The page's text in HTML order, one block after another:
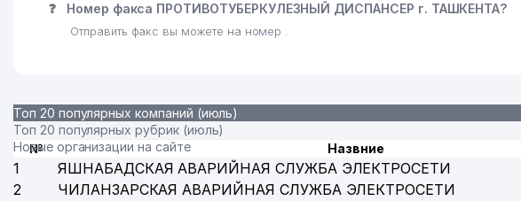
❓ Номер факса ПРОТИВОТУБЕРКУЛЕЗНЫЙ ДИСПАНСЕР г. ТАШКЕНТА?
Отправить факс вы можете на номер .
Топ 20 популярных компаний (июль)
Топ 20 популярных рубрик (июль)
Новые организации на сайте
№ Назвние
1 ЯШНАБАДСКАЯ АВАРИЙНАЯ СЛУЖБА ЭЛЕКТРОСЕТИ
2
ЧИЛАНЗАРСКАЯ АВАРИЙНАЯ СЛУЖБА ЭЛЕКТРОСЕТИ